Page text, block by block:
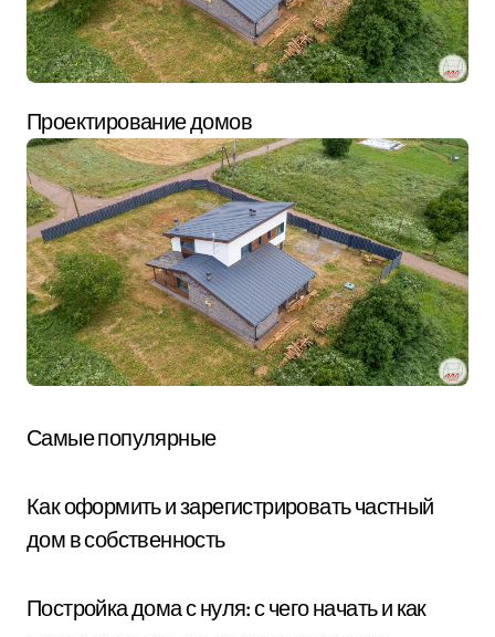
Проектирование домов
Самые популярные
Как оформить и зарегистрировать частный
дом в собственность
Постройка дома с нуля: с чего начать и как